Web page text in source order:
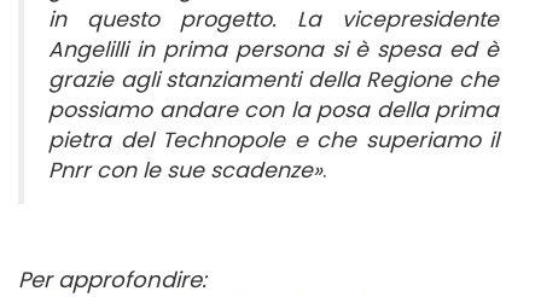
in questo progetto. La vicepresidente
Angelilli in prima persona si è spesa ed è
grazie agli stanziamenti della Regione che
possiamo andare con la posa della prima
pietra del Technopole e che superiamo il
Pnrr con le sue scadenze».
Per approfondire: